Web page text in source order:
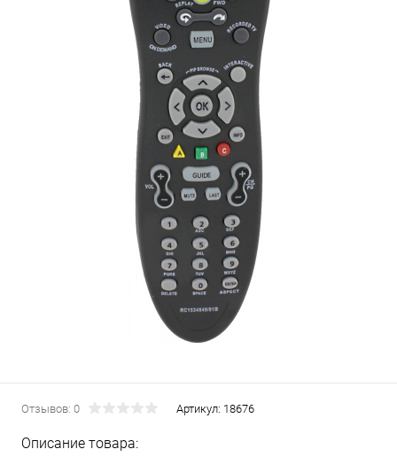
Отзывов: 0 Артикул: 18676
Описание товара: